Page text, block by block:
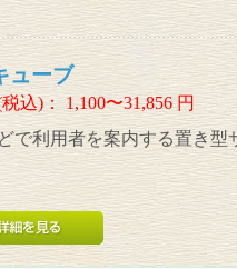
ューブ
込)： 1,100〜31,856円
で利用者を案内する置き型